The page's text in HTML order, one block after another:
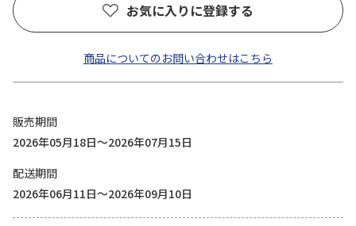
お気に入りに登録する
商品についてのお問い合わせはこちら
販売期間
2026年05月18日～2026年07月15日
配送期間
2026年06月11日～2026年09月10日